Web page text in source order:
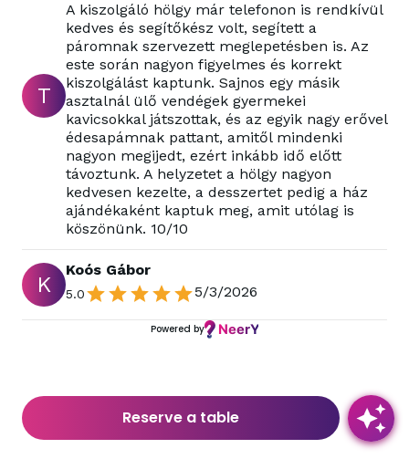
T
A kiszolgáló hölgy már telefonon is rendkívül
kedves és segítőkész volt, segített a
páromnak szervezett meglepetésben is. Az
este során nagyon figyelmes és korrekt
kiszolgálást kaptunk. Sajnos egy másik
asztalnál ülő vendégek gyermekei
kavicsokkal játszottak, és az egyik nagy erővel
édesapámnak pattant, amitől mindenki
nagyon megijedt, ezért inkább idő előtt
távoztunk. A helyzetet a hölgy nagyon
kedvesen kezelte, a desszertet pedig a ház
ajándékaként kaptuk meg, amit utólag is
köszönünk. 10/10
K
Koós Gábor
5.0 5/3/2026
Powered by
Reserve a table